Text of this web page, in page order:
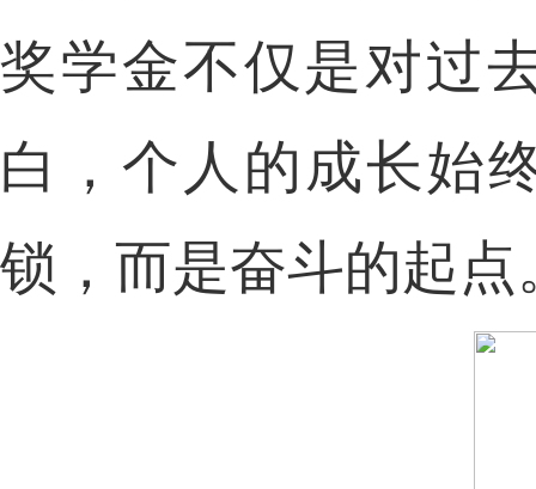
奖学金不仅是对过
白，个人的成长始
锁，而是奋斗的起点